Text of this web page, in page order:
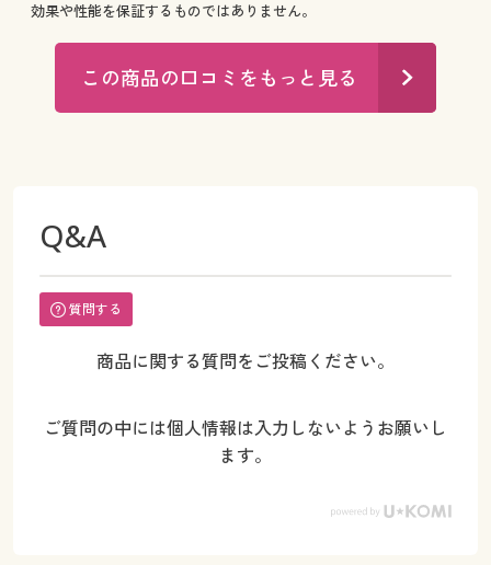
効果や性能を保証するものではありません。
この商品の口コミをもっと見る
Q&A
質問する
商品に関する質問をご投稿ください。
ご質問の中には個人情報は入力しないようお願いし
ます。